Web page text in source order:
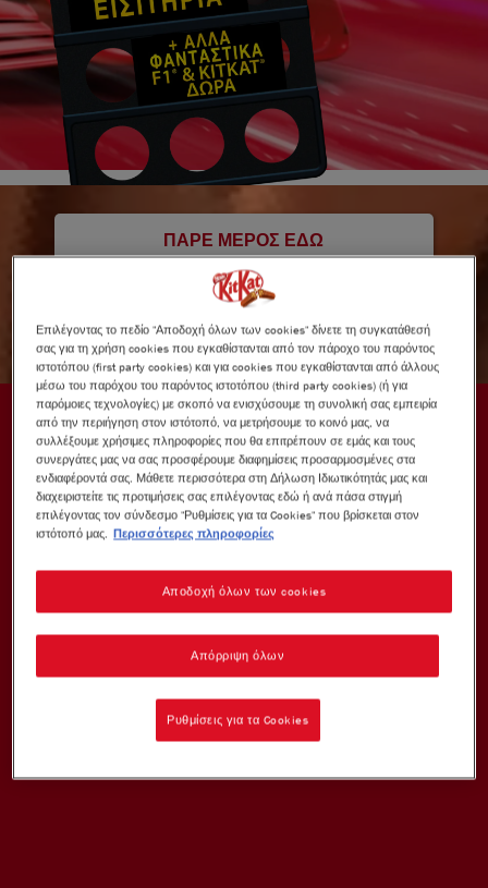
ΠΆΡΕ ΜΈΡΟΣ ΕΔΏ
ΜΆΘΕ ΠΏΣ ΚΕΡΔΊΖΕΙΣ
Επιλέγοντας το πεδίο "Αποδοχή όλων των cookies" δίνετε τη συγκατάθεσή
σας για τη χρήση cookies που εγκαθίστανται από τον πάροχο του παρόντος
ιστοτόπου (first party cookies) και για cookies που εγκαθίστανται από άλλους
μέσω του παρόχου του παρόντος ιστοτόπου (third party cookies) (ή για
παρόμοιες τεχνολογίες) με σκοπό να ενισχύσουμε τη συνολική σας εμπειρία
από την περιήγηση στον ιστότοπό, να μετρήσουμε το κοινό μας, να
συλλέξουμε χρήσιμες πληροφορίες που θα επιτρέπουν σε εμάς και τους
συνεργάτες μας να σας προσφέρουμε διαφημίσεις προσαρμοσμένες στα
ενδιαφέροντά σας. Μάθετε περισσότερα στη Δήλωση Ιδιωτικότητάς μας και
διαχειριστείτε τις προτιμήσεις σας επιλέγοντας εδώ ή ανά πάσα στιγμή
επιλέγοντας τον σύνδεσμο "Ρυθμίσεις για τα Cookies" που βρίσκεται στον
ιστότοπό μας. Περισσότερες πληροφορίες
Απόρριψη όλων
Αποδοχή όλων των cookies
Ρυθμίσεις για τα Cookies